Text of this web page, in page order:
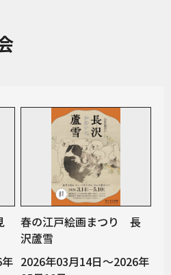
春の江戸絵画まつり 長
沢蘆雪
2026年03月14日～2026年